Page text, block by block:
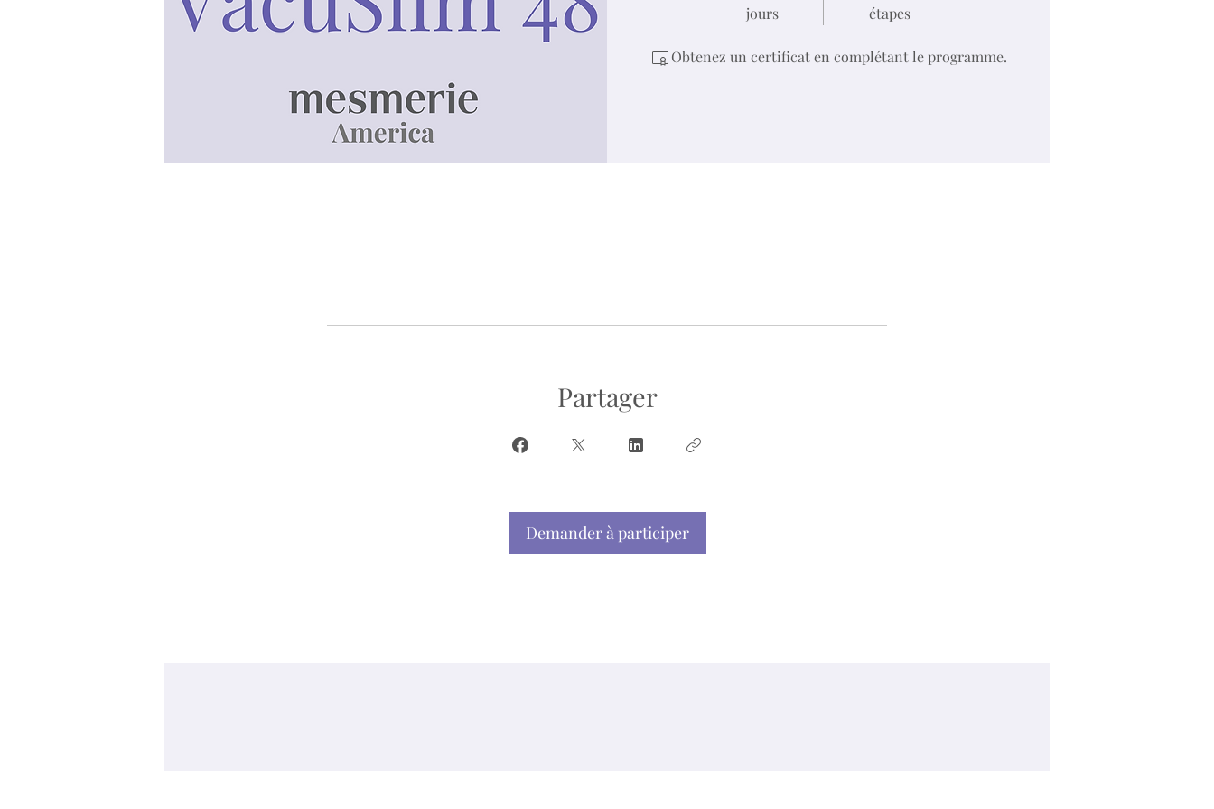
jours étapes
Obtenez un certificat en complétant le programme.
Partager
Demander à participer